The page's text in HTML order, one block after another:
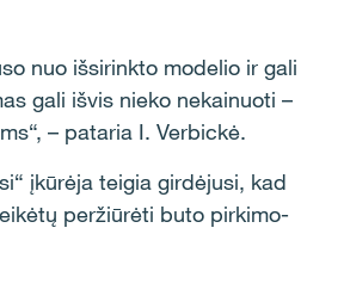
nuo išsirinkto modelio ir gali
gali išvis nieko nekainuoti –
– pataria I. Verbickė.
įkūrėja teigia girdėjusi, kad
peržiūrėti buto pirkimo-